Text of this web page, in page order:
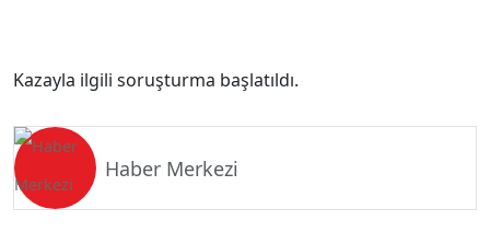
Kazayla ilgili soruşturma başlatıldı.
Haber Merkezi